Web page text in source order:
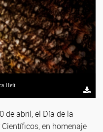
Heit
de abril, el Día de la
en homenaje